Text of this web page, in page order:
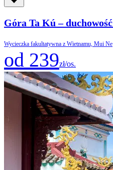
Góra Ta Kú –
Wycieczka fakultatywna z Wietnamu, Mui Ne
od 239zł/os.